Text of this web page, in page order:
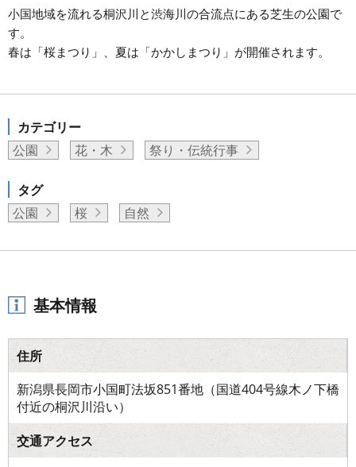
小国地域を流れる桐沢川と渋海川の合流点にある芝生の公園で
す。
春は「桜まつり」、夏は「かかしまつり」が開催されます。
カテゴリー
公園
花・木 祭り・伝統行事
タグ
公園
桜 自然
基本情報
住所
新潟県長岡市小国町法坂851番地（国道404号線木ノ下橋
付近の桐沢川沿い）
交通アクセス